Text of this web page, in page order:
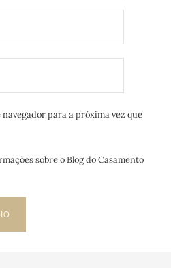
navegador para a próxima vez que
sobre o Blog do Casamento